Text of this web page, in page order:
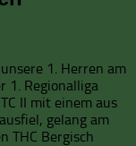
1. Herren am
1. Regionalliga
II mit einem aus
gelang am
THC Bergisch